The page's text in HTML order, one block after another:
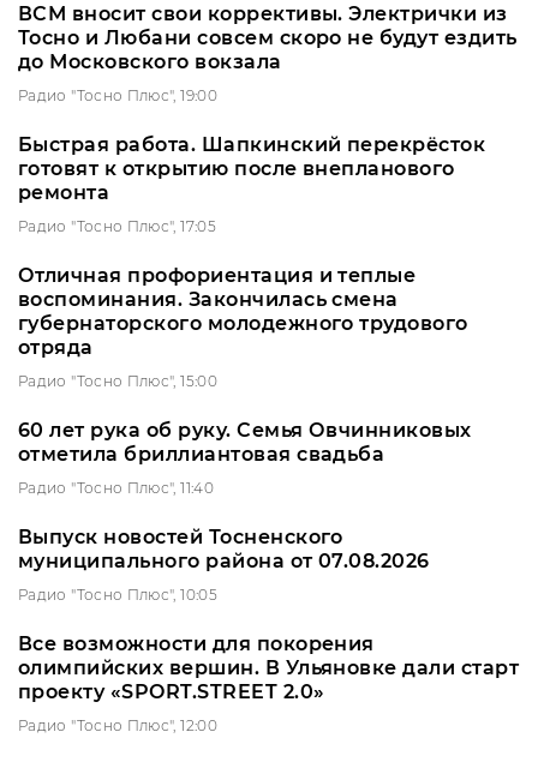
ВСМ вносит свои коррективы. Электрички из
Тосно и Любани совсем скоро не будут ездить
до Московского вокзала
Радио "Тосно Плюс", 19:00
Быстрая работа. Шапкинский перекрёсток
готовят к открытию после внепланового
ремонта
Радио "Тосно Плюс", 17:05
Отличная профориентация и теплые
воспоминания. Закончилась смена
губернаторского молодежного трудового
отряда
Радио "Тосно Плюс", 15:00
60 лет рука об руку. Семья Овчинниковых
отметила бриллиантовая свадьба
Радио "Тосно Плюс", 11:40
Выпуск новостей Тосненского
муниципального района от 07.08.2026
Радио "Тосно Плюс", 10:05
Все возможности для покорения
олимпийских вершин. В Ульяновке дали старт
проекту «SPORT.STREET 2.0»
Радио "Тосно Плюс", 12:00